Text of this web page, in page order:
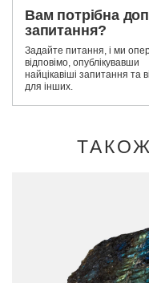
Вам потрібна
запитання?
Задайте питання, і ми
відповімо, опублікувавши
найцікавіші запитання та
для інших.